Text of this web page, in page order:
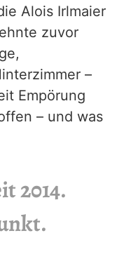
Alois Irlmaier
zuvor
–
Empörung
– und was
2014.